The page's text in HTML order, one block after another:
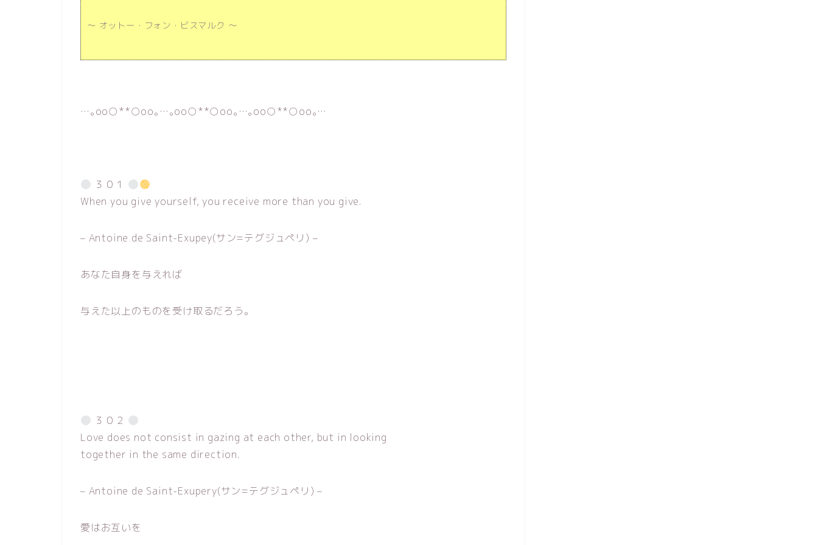
～ オットー・フォン・ビスマルク ～
…｡oо○**○оo｡…｡oо○**○оo｡…｡oо○**○оo｡…
３０１
When you give yourself, you receive more than you give.
– Antoine de Saint-Exupey(サン=テグジュペリ) –
あなた自身を与えれば
与えた以上のものを受け取るだろう。
３０２
Love does not consist in gazing at each other, but in looking
together in the same direction.
– Antoine de Saint-Exupery(サン=テグジュペリ) –
愛はお互いを